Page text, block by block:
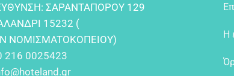
ΣAPANTAΠOPOY 129
15232 (
NOMIΣMATOKOΠEIOY)
216 0025423
Η